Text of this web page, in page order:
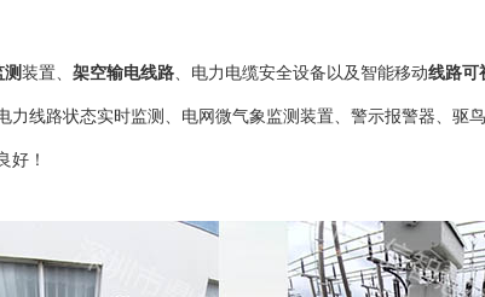
测装置、 架空输电线路、电力电缆安全设备以及智能移动线路可
线路状态实时监测、电网微气象监测装置、警示报警器、驱
好！